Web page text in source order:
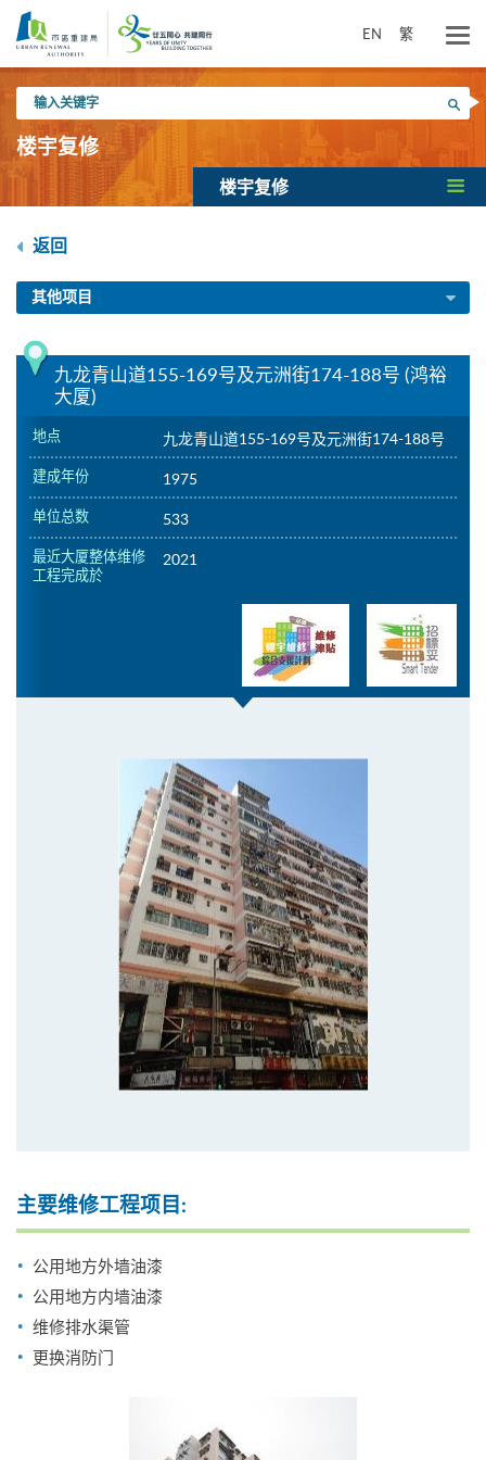
内
EN 繁
入
关
键
搜寻
楼宇复修
楼宇复修
返回
其他项目
九龙青山道155-169号及元洲街174-188号 (鸿裕
大厦)
地点 九龙青山道155-169号及元洲街174-188号
建成年份 1975
单位总数 533
最近大厦整体维修
工程完成於
2021
主要维修工程项目:
公用地方外墙油漆
公用地方内墙油漆
维修排水渠管
更换消防门